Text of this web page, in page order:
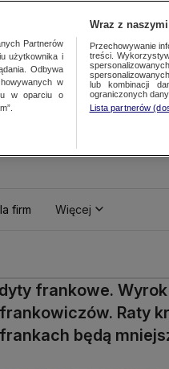
firm Więcej
frankowe.
Raty
będą
Partnerów
użytkownika i
Odbywa
w
w oparciu o
Wraz z
Przechowywanie
treści.
lub kombinacji
ograniczonych
Lista partnerów